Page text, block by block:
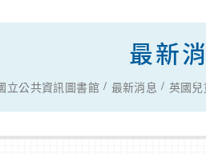
最新
立公共資訊圖書館 最新消息 英國